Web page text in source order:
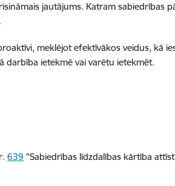
jautājums. Katram sabiedrības
meklējot efektīvākos veidus, kā
darbība ietekmē vai varētu ietekmēt.
639 "Sabiedrības līdzdalības kārtība